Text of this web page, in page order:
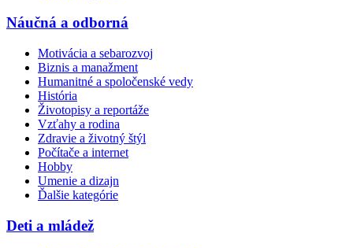
Náučná a odborná
Motivácia a sebarozvoj
Biznis a manažment
Humanitné a spoločenské vedy
História
Životopisy a reportáže
Vzťahy a rodina
Zdravie a životný štýl
Počítače a internet
Hobby
Umenie a dizajn
Ďalšie kategórie
Deti a mládež